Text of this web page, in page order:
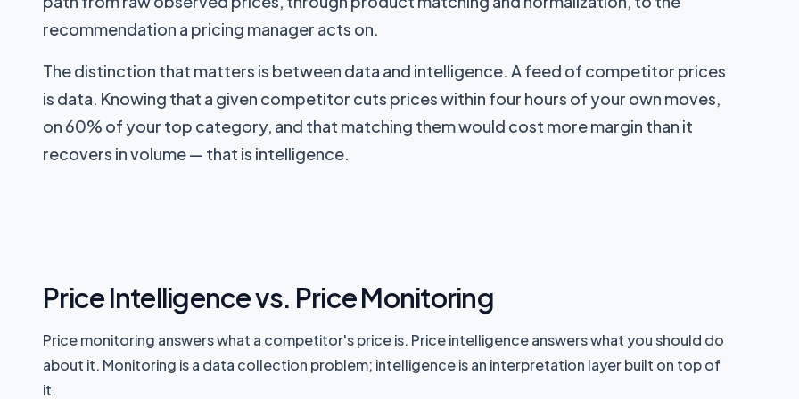
recommendation a pricing manager acts on.
The distinction that matters is between data and intelligence. A feed of competitor prices
is data. Knowing that a given competitor cuts prices within four hours of your own moves,
on 60% of your top category, and that matching them would cost more margin than it
recovers in volume — that is intelligence.
Price Intelligence vs. Price Monitoring
Price monitoring answers what a competitor's price is. Price intelligence answers what you should do
about it. Monitoring is a data collection problem; intelligence is an interpretation layer built on top of
it.